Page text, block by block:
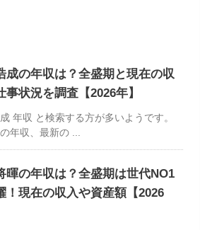
成の年収は？全盛期と現在の収
事状況を調査【2026年】
年収 と検索する方が多いようです。
年収、最新の ...
暉の年収は？全盛期は世代NO1
！現在の収入や資産額【2026